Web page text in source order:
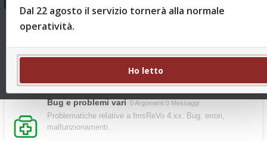
Come funziona?
Bug e problemi vari 0 Argomenti 0 Messaggi
Problematiche relative a fmsReVo 4.xx. Bug, errori,
malfunzionamenti...
Dal 22 agosto il servizio tornerà alla normale
operatività.
Ho letto